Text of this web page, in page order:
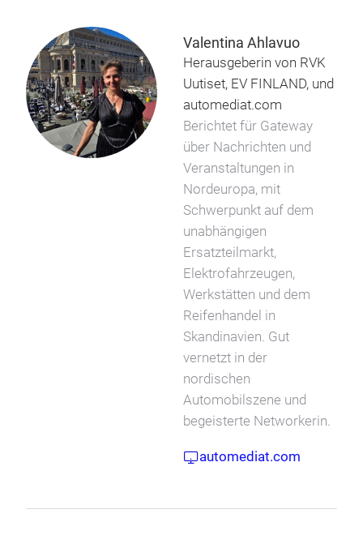
Valentina Ahlavuo
Herausgeberin von RVK
Uutiset, EV FINLAND, und
automediat.com
Berichtet für Gateway
über Nachrichten und
Veranstaltungen in
Nordeuropa, mit
Schwerpunkt auf dem
unabhängigen
Ersatzteilmarkt,
Elektrofahrzeugen,
Werkstätten und dem
Reifenhandel in
Skandinavien. Gut
vernetzt in der
nordischen
Automobilszene und
begeisterte Networkerin.
automediat.com